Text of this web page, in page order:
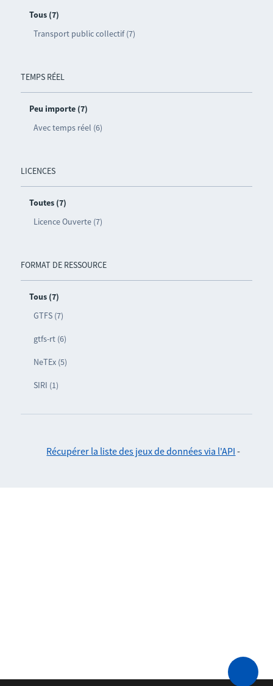
Tous (7)
Transport public collectif (7)
TEMPS RÉEL
Peu importe (7)
Avec temps réel (6)
LICENCES
Toutes (7)
Licence Ouverte (7)
FORMAT DE RESSOURCE
Tous (7)
GTFS (7)
gtfs-rt (6)
NeTEx (5)
SIRI (1)
Récupérer la liste des jeux de données via l'API -